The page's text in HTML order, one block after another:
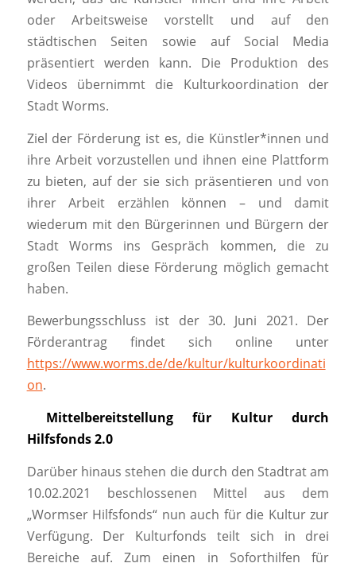
oder Arbeitsweise vorstellt und auf den
städtischen Seiten sowie auf Social Media
präsentiert werden kann. Die Produktion des
Videos übernimmt die Kulturkoordination der
Stadt Worms.
Ziel der Förderung ist es, die Künstler*innen und
ihre Arbeit vorzustellen und ihnen eine Plattform
zu bieten, auf der sie sich präsentieren und von
ihrer Arbeit erzählen können – und damit
wiederum mit den Bürgerinnen und Bürgern der
Stadt Worms ins Gespräch kommen, die zu
großen Teilen diese Förderung möglich gemacht
haben.
Bewerbungsschluss ist der 30. Juni 2021. Der
Förderantrag findet sich online unter
https://www.worms.de/de/kultur/kulturkoordinati
on.
Mittelbereitstellung für Kultur durch
Hilfsfonds 2.0
Darüber hinaus stehen die durch den Stadtrat am
10.02.2021 beschlossenen Mittel aus dem
„Wormser Hilfsfonds“ nun auch für die Kultur zur
Verfügung. Der Kulturfonds teilt sich in drei
Bereiche auf. Zum einen in Soforthilfen für